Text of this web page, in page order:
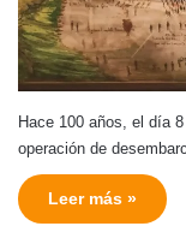
Hace 100 años, el día
operación de
Leer más »